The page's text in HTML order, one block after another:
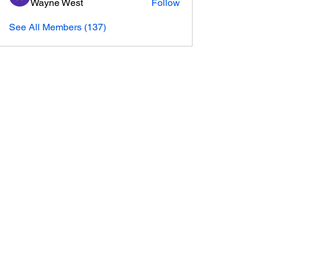
Wayne West Follow
See All Members (137)